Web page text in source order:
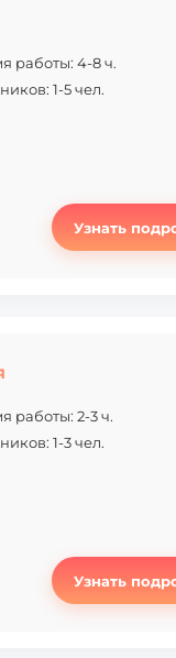
работы: 4-8 ч.
1-5 чел.
Узнать
работы: 2-3 ч.
1-3 чел.
Узнать